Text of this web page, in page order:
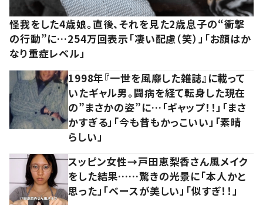
怪我をした4歳娘。直後、それを見た2歳息子の“衝撃
の行動”に…254万回表示「凄い配慮（笑）」「お顔はか
なり重症レベル」
1998年『一世を風靡した雑誌』に載って
いたギャル男。闘病を経て転身した現在
の”まさかの姿”に…「ギャップ！！」「まさ
かすぎる」「今も昔もかっこいい」「素晴
らしい」
スッピン女性→戸田恵梨香さん風メイク
をした結果……驚きの光景に「本人かと
思った」「ベースが美しい」「似すぎ！！」